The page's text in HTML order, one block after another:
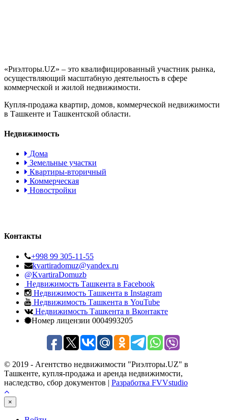
«Риэлторы.UZ» – это квалифицированный участник рынка,
осуществляющий масштабную деятельность в сфере
коммерческой и жилой недвижимости.
Купля-продажа квартир, домов, коммерческой недвижимости
в Ташкенте и Ташкентской области.
Недвижимость
Дома
Земельные участки
Квартиры-вторичный
Коммерческая
Новостройки
Контакты
+998 99 305-11-55
kvartiradomuz@yandex.ru
@KvartiraDomuzb
Недвижимость Ташкента в Facebook
Недвижимость Ташкента в Instagram
Недвижимость Ташкента в YouTube
Недвижимость Ташкента в Вконтакте
Номер лицензии 0004993205
© 2019 - Агентство недвижимости "Риэлторы.UZ" в
Ташкенте, купля-продажа и аренда недвижимости,
наследство, сбор документов | Разработка FVVstudio
×